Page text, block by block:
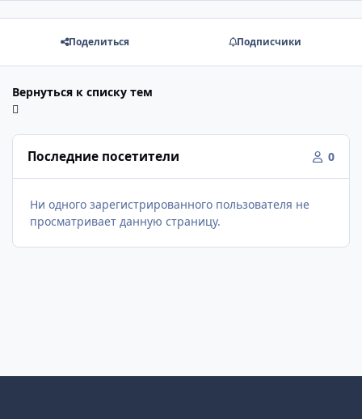
Поделиться Подписчики
Вернуться к списку тем
Последние посетители 0
Ни одного зарегистрированного пользователя не
просматривает данную страницу.